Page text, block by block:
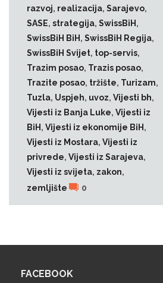
razvoj, realizacija, Sarajevo,
SASE, strategija, SwissBiH ,
SwissBiH BiH , SwissBiH Regija,
SwissBiH Svijet, top-servis,
Trazim posao, Trazis posao,
Trazite posao, tržište, Turizam,
Tuzla, Uspjeh, uvoz, Vijesti bh,
Vijesti iz Banja Luke, Vijesti iz
BiH , Vijesti iz ekonomije BiH ,
Vijesti iz Mostara, Vijesti iz
privrede, Vijesti iz Sarajeva,
Vijesti iz svijeta, zakon,
zemljište
0
FACEBOOK